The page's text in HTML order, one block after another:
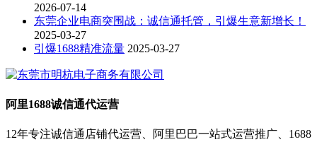
2026-07-14
东莞企业电商突围战：诚信通托管，引爆生意新增长！
2025-03-27
引爆1688精准流量 2025-03-27
阿里1688诚信通代运营
12年专注诚信通店铺代运营、阿里巴巴一站式运营推广、1688